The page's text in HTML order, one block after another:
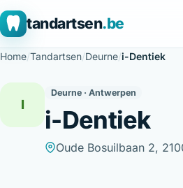
tandartsen.be
Home/Tandartsen/Deurne/i-Dentiek
I
Deurne · Antwerpen
i-Dentiek
Oude Bosuilbaan 2,